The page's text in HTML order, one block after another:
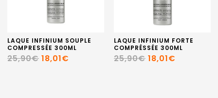
LAQUE INFINIUM SOUPLE
COMPRESSÉE 300ML
25,90€ 18,01€
LAQUE INFINIUM FORTE
COMPRÉSSÉE 300ML
25,90€ 18,01€